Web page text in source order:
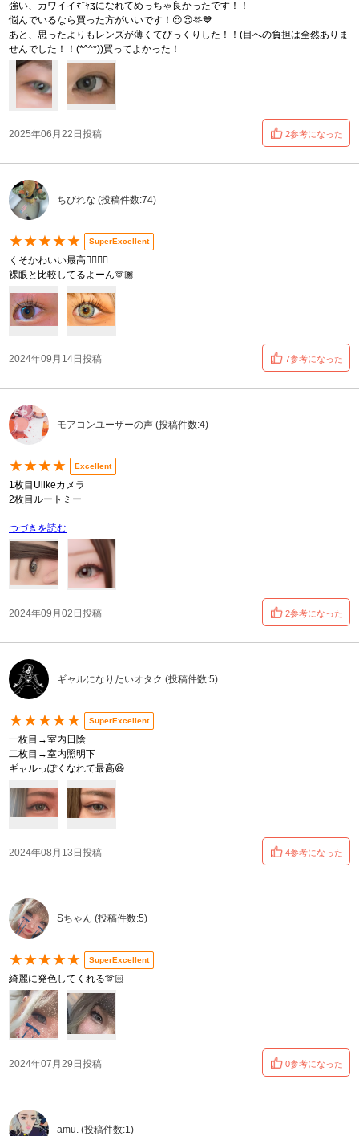
強い、カワイイ₹˝ｬʓになれてめっちゃ良かったです！！
悩んでいるなら買った方がいいです！😍😍🫶💙
あと、思ったよりもレンズが薄くてびっくりした！！(目への負担は全然ありま
せんでした！！(*^^*))買ってよかった！
2025年06月22日投稿 2参考になった
ちびれな (投稿件数:74)
★★★★★ SuperExcellent
くそかわいい最高✌🏼✌🏼
裸眼と比較してるよーん🫶🏽
2024年09月14日投稿 7参考になった
モアコンユーザーの声 (投稿件数:4)
★★★★ Excellent
1枚目Ulikeカメラ
2枚目ルートミー
つづきを読む
2024年09月02日投稿 2参考になった
ギャルになりたいオタク (投稿件数:5)
★★★★★ SuperExcellent
一枚目→室内日陰
二枚目→室内照明下
ギャルっぽくなれて最高😆
2024年08月13日投稿 4参考になった
Sちゃん (投稿件数:5)
★★★★★ SuperExcellent
綺麗に発色してくれる🫶🏻
2024年07月29日投稿 0参考になった
amu. (投稿件数:1)